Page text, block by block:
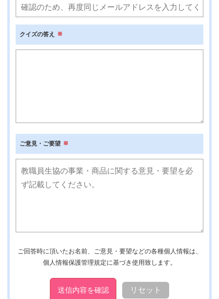
クイズの答え
ご意見・ご要望
ご回答時に頂いたお名前、ご意見・要望などの各種個人情報は、
個人情報保護管理規定に基づき使用致します。